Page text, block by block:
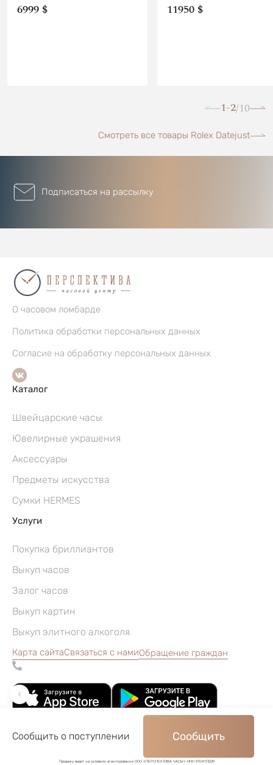
6999 $ 11950 $
1-2/10
Смотреть все товары Rolex Datejust
Подписаться на рассылку
Сообщить о поступлении Сообщить
Продажу ведет на условиях агентирования ООО «ПЕРСПЕКТИВА ЧАСЫ» ИНН 9704173239
О часовом ломбарде
Политика обработки персональных данных
Согласие на обработку персональных данных
Каталог
Швейцарские часы
Ювелирные украшения
Аксессуары
Предметы искусства
Сумки HERMES
Услуги
Покупка бриллиантов
Выкуп часов
Залог часов
Выкуп картин
Выкуп элитного алкоголя
Карта сайтаСвязаться с намиОбращение граждан
©2004–2026, Часовой ломбард «Перспектива»